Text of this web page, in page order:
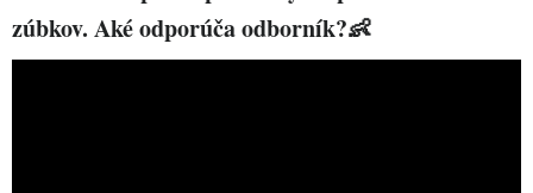
zúbkov. Aké odporúča odborník?👶